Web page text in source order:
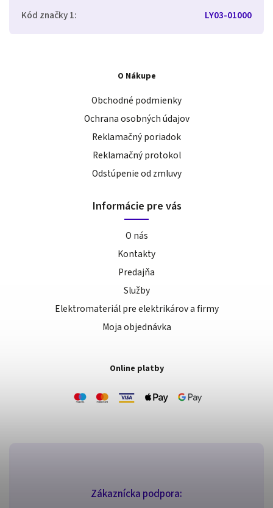
Kód značky 1: LY03-01000
Zákaznícka podpora:
O Nákupe
Obchodné podmienky
Ochrana osobných údajov
Reklamačný poriadok
Reklamačný protokol
Odstúpenie od zmluvy
Informácie pre vás
O nás
Kontakty
Predajňa
Služby
Elektromateriál pre elektrikárov a firmy
Moja objednávka
Online platby